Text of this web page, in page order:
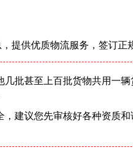
提供优质物流服务，签订正
批甚至上百批货物共用一
建议您先审核好各种资质